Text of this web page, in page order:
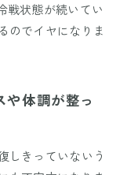
戦状態が続いてい
のでイヤになりま
体調が整っ
しきっていないう